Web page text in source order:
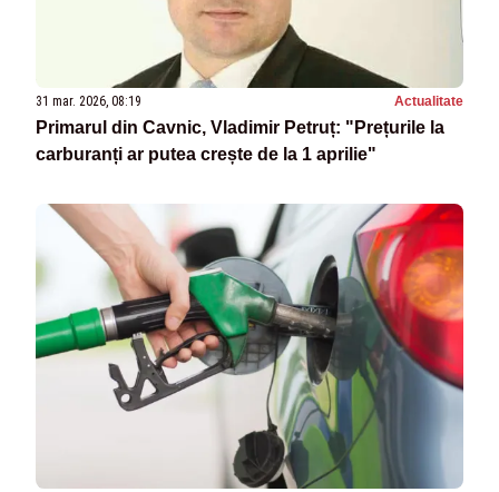
31 mar. 2026, 08:19 Actualitate
Primarul din Cavnic, Vladimir Petruț: "Prețurile la
carburanți ar putea crește de la 1 aprilie"